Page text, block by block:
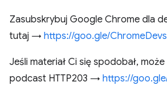
Zasubskrybuj Google Chrome dla
tutaj → https://goo.gle/ChromeDevs
Jeśli materiał Ci się spodobał,
podcast HTTP203 → https://